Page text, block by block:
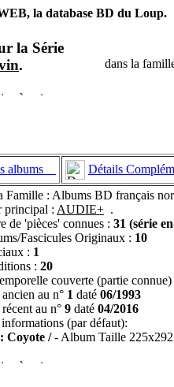
la database BD du Loup.
la Série
. dans la
albums
Détails
Famille : Albums BD français
principal : AUDIE+ .
de 'pièces' connues : 31 (série
Fascicules Originaux : 10
: 1
: 20
couverte (partie connue)
au n° 1 daté 06/1993
au n° 9 daté 04/2016
(par défaut):
Coyote /- Album Taille